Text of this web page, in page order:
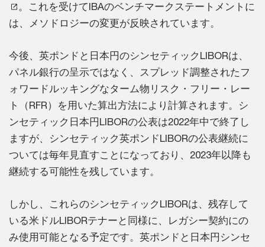
。これを受けてIBAのベンチマークステートメントに
は、メソドロジーの変更が反映されています。
今後、英ポンドと日本円のシンセティックLIBORは、
パネル銀行の呈示ではなく、スプレッド調整されたフ
ォワードルッキングなターム物リスク・フリー・レー
ト（RFR）を用いた算出方法により計算されます。シ
ンセティック日本円LIBORの公表は2022年中で終了し
ますが、シンセティック英ポンドLIBORの公表継続に
ついては毎年見直すことになっており、2023年以降も
継続する可能性を残しています。
しかし、これらのシンセティックLIBORは、残存して
いる米ドルLIBORテナーと同様に、レガシー契約にの
み使用可能となる予定です。英ポンドと日本円シンセ